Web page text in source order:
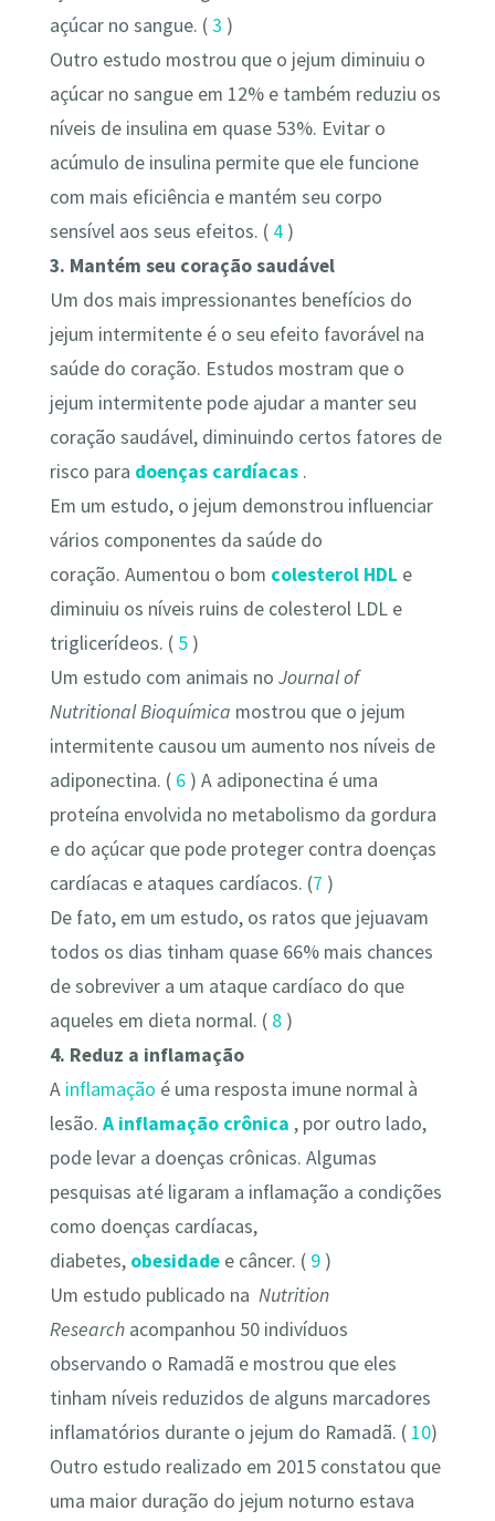
açúcar no sangue. (3 )
Outro estudo mostrou que o jejum diminuiu o
açúcar no sangue em 12% e também reduziu os
níveis de insulina em quase 53%. Evitar o
acúmulo de insulina permite que ele funcione
com mais eficiência e mantém seu corpo
sensível aos seus efeitos. ( 4)
3. Mantém seu coração saudável
Um dos mais impressionantes benefícios do
jejum intermitente é o seu efeito favorável na
saúde do coração. Estudos mostram que o
jejum intermitente pode ajudar a manter seu
coração saudável, diminuindo certos fatores de
risco para doenças cardíacas.
Em um estudo, o jejum demonstrou influenciar
vários componentes da saúde do
coração. Aumentou o bom colesterol HDL e
diminuiu os níveis ruins de colesterol LDL e
triglicerídeos. ( 5)
Um estudo com animais no Journal of
Nutritional Bioquímica mostrou que o jejum
intermitente causou um aumento nos níveis de
adiponectina. ( 6) A adiponectina é uma
proteína envolvida no metabolismo da gordura
e do açúcar que pode proteger contra doenças
cardíacas e ataques cardíacos. (7 )
De fato, em um estudo, os ratos que jejuavam
todos os dias tinham quase 66% mais chances
de sobreviver a um ataque cardíaco do que
aqueles em dieta normal. ( 8)
4. Reduz a inflamação
A inflamação é uma resposta imune normal à
lesão. A inflamação crônica , por outro lado,
pode levar a doenças crônicas. Algumas
pesquisas até ligaram a inflamação a condições
como doenças cardíacas,
diabetes, obesidadee câncer. ( 9)
Um estudo publicado na Nutrition
Researchacompanhou 50 indivíduos
observando o Ramadã e mostrou que eles
tinham níveis reduzidos de alguns marcadores
inflamatórios durante o jejum do Ramadã. ( 10)
Outro estudo realizado em 2015 constatou que
uma maior duração do jejum noturno estava